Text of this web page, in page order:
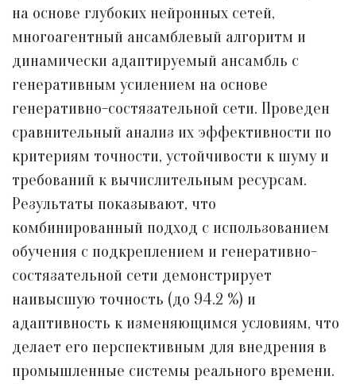
на основе глубоких нейронных сетей,
многоагентный ансамблевый алгоритм и
динамически адаптируемый ансамбль с
генеративным усилением на основе
генеративно-состязательной сети. Проведен
сравнительный анализ их эффективности по
критериям точности, устойчивости к шуму и
требований к вычислительным ресурсам.
Результаты показывают, что
комбинированный подход с использованием
обучения с подкреплением и генеративно-
состязательной сети демонстрирует
наивысшую точность (до 94.2 %) и
адаптивность к изменяющимся условиям, что
делает его перспективным для внедрения в
промышленные системы реального времени.